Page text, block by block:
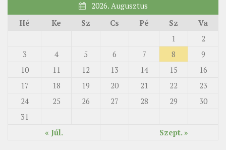
2026. Augusztus
Hé
Ke Sz Cs Pé Sz Va
« Júl. Szept. »
1
2
3
4 5 6 7 8
9
10
11 12 13 14 15
16
17
18 19 20 21 22
23
24
25 26 27 28 29
30
31